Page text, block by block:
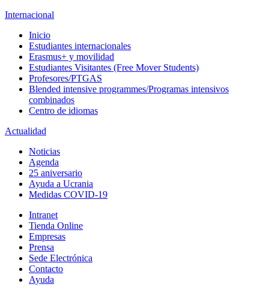
Internacional
Inicio
Estudiantes internacionales
Erasmus+ y movilidad
Estudiantes Visitantes (Free Mover Students)
Profesores/PTGAS
Blended intensive programmes/Programas intensivos
combinados
Centro de idiomas
Actualidad
Noticias
Agenda
25 aniversario
Ayuda a Ucrania
Medidas COVID-19
Intranet
Tienda Online
Empresas
Prensa
Sede Electrónica
Contacto
Ayuda